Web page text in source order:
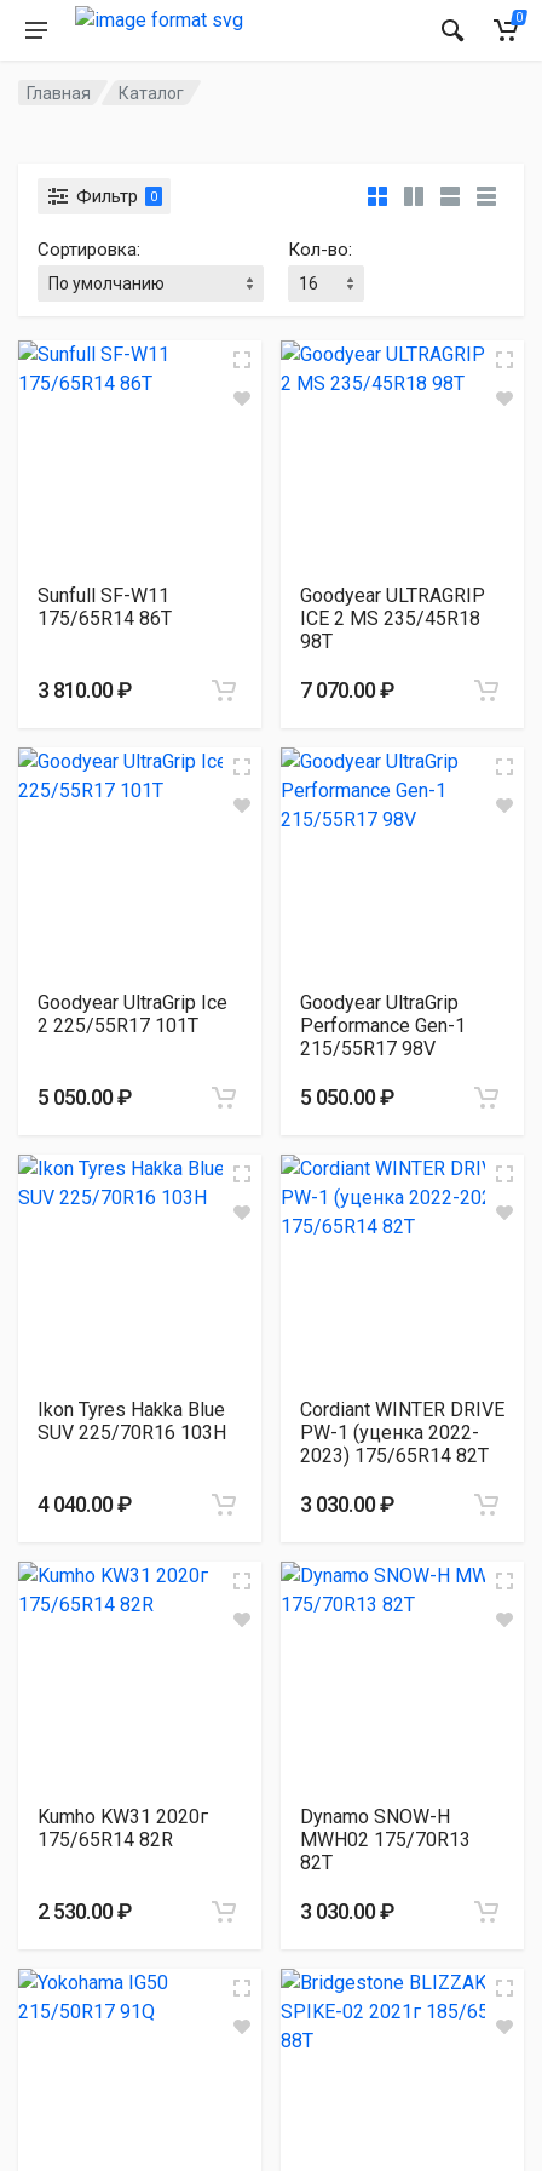
0
Главная Каталог
Фильтр 0
Сортировка: Кол-во:
Sunfull SF-W11
175/65R14 86T
3 810.00 ₽
Goodyear ULTRAGRIP
ICE 2 MS 235/45R18
98T
7 070.00 ₽
Goodyear UltraGrip Ice
2 225/55R17 101T
5 050.00 ₽
Goodyear UltraGrip
Performance Gen-1
215/55R17 98V
5 050.00 ₽
Ikon Tyres Hakka Blue
SUV 225/70R16 103H
4 040.00 ₽
Cordiant WINTER DRIVE
PW-1 (уценка 2022-
2023) 175/65R14 82T
3 030.00 ₽
Kumho KW31 2020г
175/65R14 82R
2 530.00 ₽
Dynamo SNOW-H
MWH02 175/70R13
82T
3 030.00 ₽